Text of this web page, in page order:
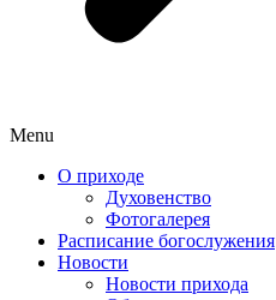
Menu
О приходе
Духовенство
Фотогалерея
Расписание богослужения
Новости
Новости прихода